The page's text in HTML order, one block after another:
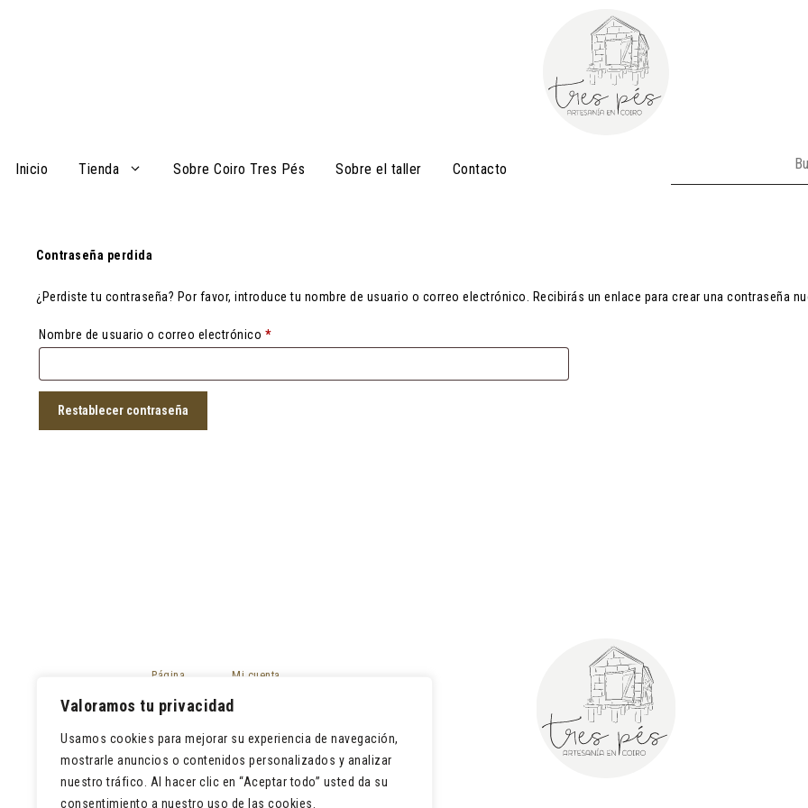
Valoramos tu privacidad
Usamos cookies para mejorar su experiencia de navegación,
mostrarle anuncios o contenidos personalizados y analizar
nuestro tráfico. Al hacer clic en “Aceptar todo” usted da su
consentimiento a nuestro uso de las cookies.
Inicio Tienda Sobre Coiro Tres Pés Sobre el taller Contacto
Contraseña perdida
¿Perdiste tu contraseña? Por favor, introduce tu nombre de usuario o correo electrónico. Recibirás un enlace para crear una contraseña
Nombre de usuario o correo electrónico *Obligatorio
Restablecer contraseña
Página
Tienda
Contacto
Mi cuenta
Mis pedidos
Lista de deseos